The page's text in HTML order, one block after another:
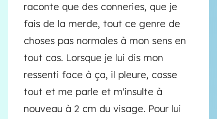
raconte que des conneries, que je
fais de la merde, tout ce genre de
choses pas normales à mon sens en
tout cas. Lorsque je lui dis mon
ressenti face à ça, il pleure, casse
tout et me parle et m'insulte à
nouveau à 2 cm du visage. Pour lui